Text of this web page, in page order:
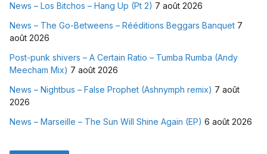
News – Los Bitchos – Hang Up (Pt 2) 7 août 2026
News – The Go-Betweens – Rééditions Beggars Banquet 7
août 2026
Post-punk shivers – A Certain Ratio – Tumba Rumba (Andy
Meecham Mix) 7 août 2026
News – Nightbus – False Prophet (Ashnymph remix) 7 août
2026
News – Marseille – The Sun Will Shine Again (EP) 6 août 2026